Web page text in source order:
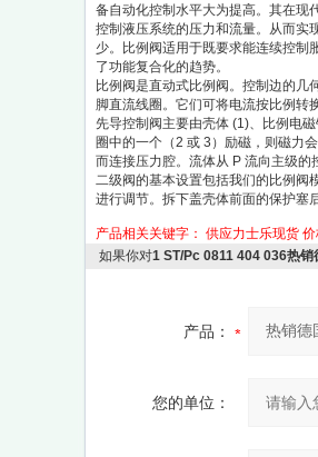
备自动化控制水平大为提高。其在
控制液压系统的压力和流量。从而实
少。比例阀适用于既要求能连续控制
了功能复合化的趋势。
比例阀是直动式比例阀。控制边的几
脚直流线圈。它们可将电流按比例转
先导控制阀主要由壳体 (1)、比例电
圈中的一个（2 或 3）励磁，则磁力
而连接压力腔。流体从 P 流向主级的
二级阀的基本设置包括我们的比例阀
进行调节。拆下盖壳体前面的保护塞
产品相关关键字： 供应力士乐现货 价
如果你对1 ST/Pc 0811 404 036热
产品：
您的单位：